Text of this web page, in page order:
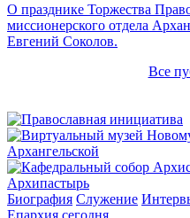
О празднике Торжества
миссионерского отдела
Евгений Соколов.
Все
Архипастырь
Биография Служение
Епархия сегодня